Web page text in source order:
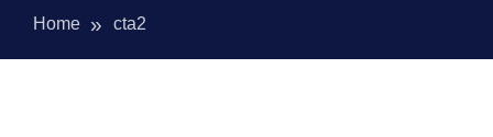
Home cta2